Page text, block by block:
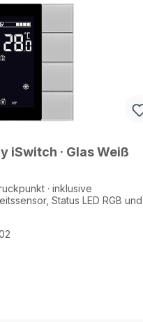
iSwitch · Glas Weiß
· inklusive
Status LED RGB und